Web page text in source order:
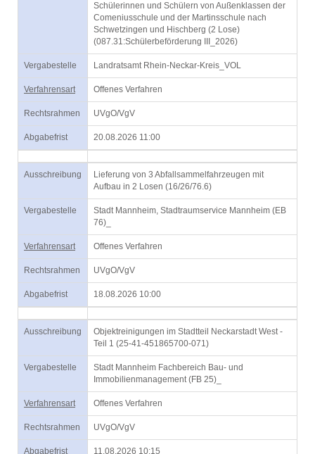
Schülerinnen und Schülern von Außenklassen der
Comeniusschule und der Martinsschule nach
Schwetzingen und Hischberg (2 Lose)
(087.31:Schülerbeförderung III_2026)
Vergabestelle Landratsamt Rhein-Neckar-Kreis_VOL
Verfahrensart Offenes Verfahren
Rechtsrahmen UVgO/VgV
Abgabefrist 20.08.2026 11:00
Ausschreibung
Lieferung von 3 Abfallsammelfahrzeugen mit
Aufbau in 2 Losen (16/26/76.6)
Vergabestelle
Stadt Mannheim, Stadtraumservice Mannheim (EB
76)_
Verfahrensart Offenes Verfahren
Rechtsrahmen UVgO/VgV
Abgabefrist 18.08.2026 10:00
Ausschreibung
Objektreinigungen im Stadtteil Neckarstadt West -
Teil 1 (25-41-451865700-071)
Vergabestelle
Stadt Mannheim Fachbereich Bau- und
Immobilienmanagement (FB 25)_
Verfahrensart Offenes Verfahren
Rechtsrahmen UVgO/VgV
Abgabefrist 11.08.2026 10:15